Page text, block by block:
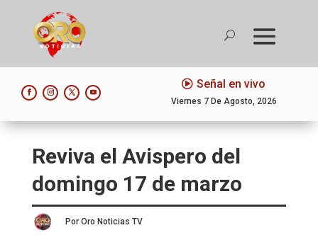
Señal en vivo
Viernes 7 De Agosto, 2026
Reviva el Avispero del
domingo 17 de marzo
Por Oro Noticias TV